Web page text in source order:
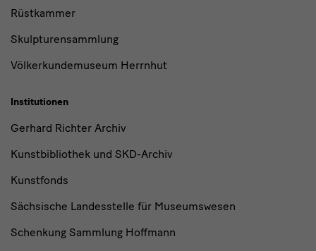
Rüstkammer
Skulpturensammlung
Völkerkundemuseum Herrnhut
Institutionen
Gerhard Richter Archiv
Kunstbibliothek und SKD-Archiv
Kunstfonds
Sächsische Landesstelle für Museumswesen
Schenkung Sammlung Hoffmann